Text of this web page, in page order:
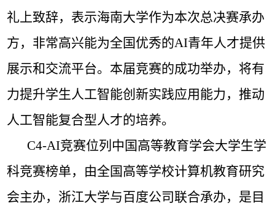
礼上致辞，表示海南大学作为本次总决赛承办
方，非常高兴能为全国优秀的AI青年人才提供
展示和交流平台。本届竞赛的成功举办，将有
力提升学生人工智能创新实践应用能力，推动
人工智能复合型人才的培养。
C4-AI竞赛位列中国高等教育学会大学生学
科竞赛榜单， 由全国高等学校计算机教育研究
会主办，浙江大学与百度公司联合承办，是目